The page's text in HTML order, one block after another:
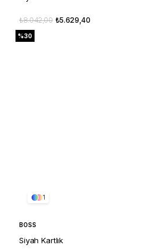
₺5.629,40
₺8.042,00
%30
1
BOSS
Siyah Kartlık